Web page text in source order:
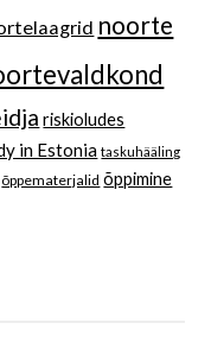
noorte
riskioludes
in Estonia taskuhääling
õppematerjalid õppimine